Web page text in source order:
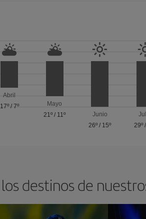
Abril
17º/ 7º
Mayo
21º / 11º
Junio
26º / 15º
29º/
destinos de